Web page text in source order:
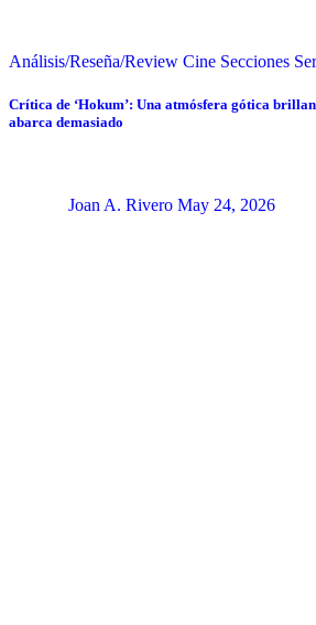
Análisis/Reseña/Review Cine Secciones
Crítica de ‘Hokum’: Una atmósfera gótica
abarca demasiado
Joan A. Rivero May 24, 2026